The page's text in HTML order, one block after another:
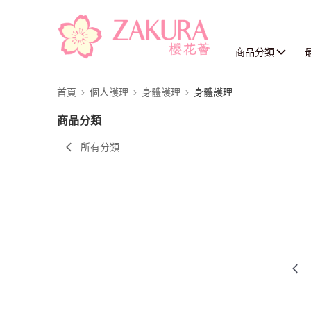
商品分類
首頁 個人護理 身體護理 身體護理
商品分類
所有分類